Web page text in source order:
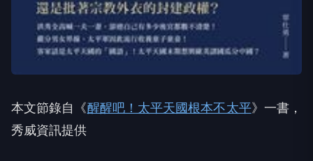
本文節錄自《醒醒吧！太平天國根本不太平》一書，
秀威資訊提供